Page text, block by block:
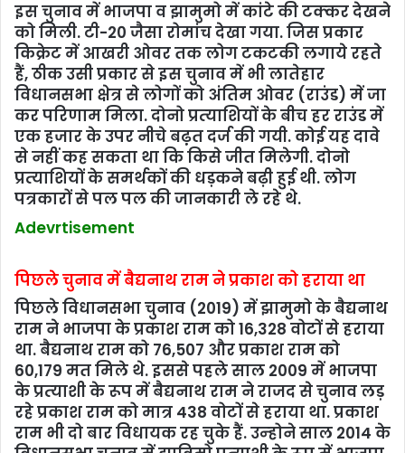
इस चुनाव में भाजपा व झामुमो में कांटे की टक्‍कर देखने
को मिली. टी-20 जैसा रोमांच देखा गया. जिस प्रकार
किक्रेट में आखरी ओवर तक लोग टकटकी लगाये रहते
हैं, ठीक उसी प्रकार से इस चुनाव में भी लातेहार
विधानसभा क्षेत्र से लोगों को अंतिम ओवर (राउंड) में जा
कर परिणाम मिला. दोनो प्रत्‍याशियों के बीच हर राउंड में
एक हजार के उपर नीचे बढ़़त दर्ज की गयी. कोई यह दावे
से नहीं कह सकता था कि किसे जीत मिलेगी. दोनो
प्रत्‍याशियों के समर्थकों की धड़कने बढ़ी हुई थी. लोग
पत्रकारों से पल पल की जानकारी ले रहे थे.
Adevrtisement
पिछले चुनाव में बैद्यनाथ राम ने प्रकाश को हराया था
पिछले विधानसभा चुनाव (2019) में झामुमो के बैद्यनाथ
राम ने भाजपा के प्रकाश राम को 16,328 वोटों से हराया
था. बैद्यनाथ राम को 76,507 और प्रकाश राम को
60,179 मत मिले थे. इससे पहले साल 2009 में भाजपा
के प्रत्‍याशी के रूप में बैद्यनाथ राम ने राजद से चुनाव लड़
रहे प्रकाश राम को मात्र 438 वोटों से हराया था. प्रकाश
राम भी दो बार विधायक रह चुके हैं. उन्‍होने साल 2014 के